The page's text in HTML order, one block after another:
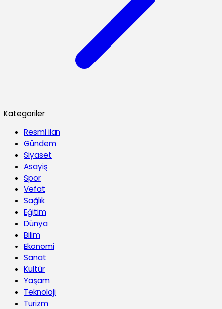
Kategoriler
Resmi ilan
Gündem
Siyaset
Asayiş
Spor
Vefat
Sağlık
Eğitim
Dünya
Bilim
Ekonomi
Sanat
Kültür
Yaşam
Teknoloji
Turizm